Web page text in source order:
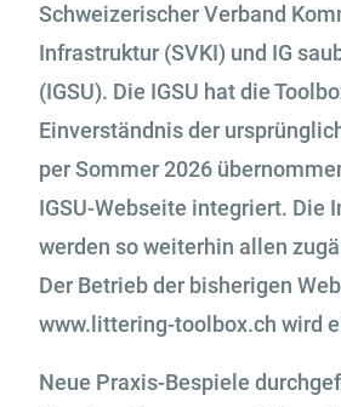
Schweizerischer Verband
Infrastruktur (SVKI) und IG
(IGSU). Die IGSU hat die
Einverständnis der
per Sommer 2026
IGSU-Webseite integriert. Die
werden so weiterhin allen
Der Betrieb der bisherigen
www.littering-toolbox.ch wird
Neue Praxis-Bespiele